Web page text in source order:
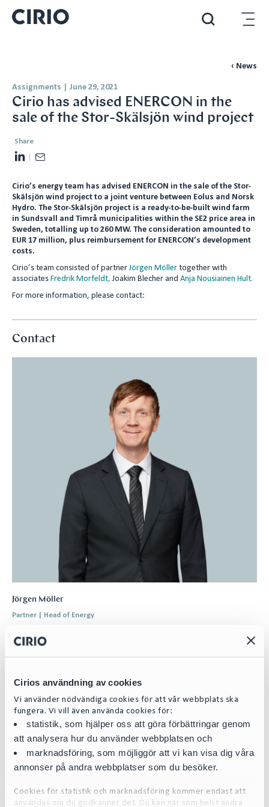
Cirios användning av cookies
Vi använder nödvändiga cookies för att vår webbplats ska
fungera. Vi vill även använda cookies för:
statistik, som hjälper oss att göra förbättringar genom
att analysera hur du använder webbplatsen och
marknadsföring, som möjliggör att vi kan visa dig våra
annonser på andra webbplatser som du besöker.
Cookies för statistik och marknadsföring kommer endast att
användas om du godkänner det. Du kan när som helst ändra
‹ News
Assignments June 29, 2021
Cirio has advised ENERCON in the
sale of the Stor-Skälsjön wind project
Share
L
n
k
e
d
I
n
a
l
Cirio’s energy team has advised ENERCON in the sale of the Stor-
Skälsjön wind project to a joint venture between Eolus and Norsk
Hydro. The Stor-Skälsjön project is a ready-to-be-built wind farm
in Sundsvall and Timrå municipalities within the SE2 price area in
Sweden, totalling up to 260 MW. The consideration amounted to
EUR 17 million, plus reimbursement for ENERCON’s development
costs.
Cirio’s team consisted of partnerJörgen Möller together with
associates Fredrik Morfeldt, Joakim Blecher and Anja Nousiainen Hult.
For more information, please contact:
Contact
Jörgen Möller
Partner | Head of Energy
+46 76 617 09 81
Team